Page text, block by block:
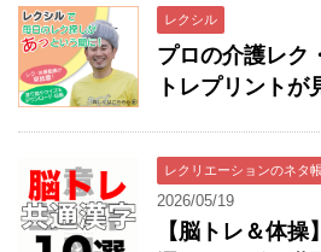
レクシル
プロの介護レク
トレプリントが
レクリエーションのネタ
2026/05/19
【脳トレ＆体